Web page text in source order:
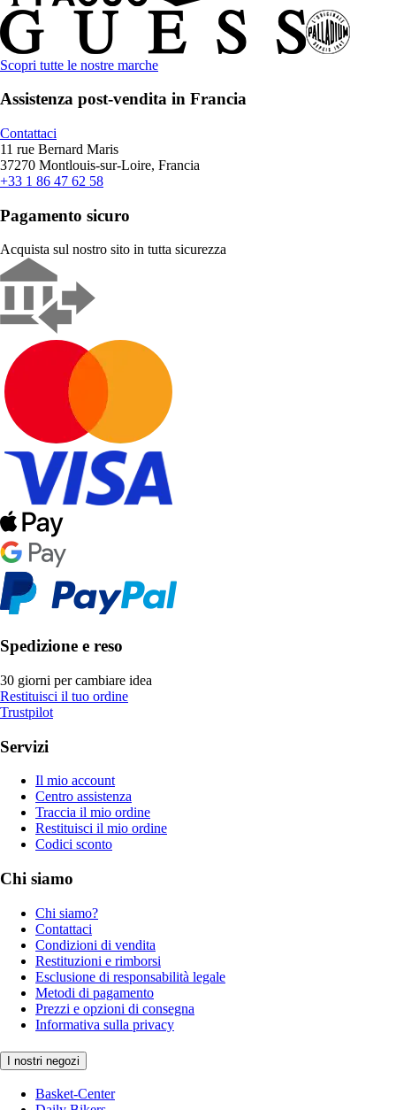
Scopri tutte le nostre marche
Assistenza post-vendita in Francia
Contattaci
11 rue Bernard Maris
37270 Montlouis-sur-Loire, Francia
+33 1 86 47 62 58
Pagamento sicuro
Acquista sul nostro sito in tutta sicurezza
Spedizione e reso
30 giorni per cambiare idea
Restituisci il tuo ordine
Trustpilot
Servizi
Il mio account
Centro assistenza
Traccia il mio ordine
Restituisci il mio ordine
Codici sconto
Chi siamo
Chi siamo?
Contattaci
Condizioni di vendita
Restituzioni e rimborsi
Esclusione di responsabilità legale
Metodi di pagamento
Prezzi e opzioni di consegna
Informativa sulla privacy
I nostri negozi
Basket-Center